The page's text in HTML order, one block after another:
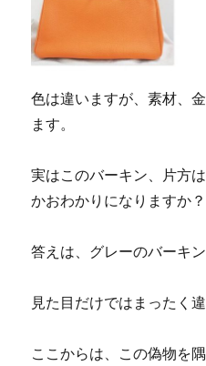
色は違いますが、素材、
ます。
実はこのバーキン、片方
かおわかりになりますか？
答えは、グレーのバーキン
見た目だけではまったく
ここからは、この偽物を